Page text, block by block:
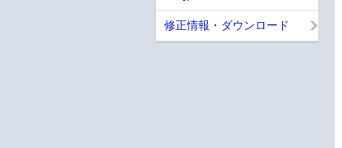
修正情報・ダウンロード